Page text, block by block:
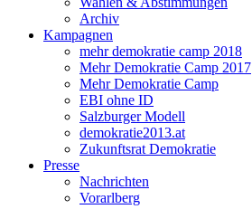
Archiv
Kampagnen
mehr demokratie camp 2018
Mehr Demokratie Camp 2017
Mehr Demokratie Camp
EBI ohne ID
Salzburger Modell
demokratie2013.at
Zukunftsrat Demokratie
Presse
Nachrichten
Vorarlberg